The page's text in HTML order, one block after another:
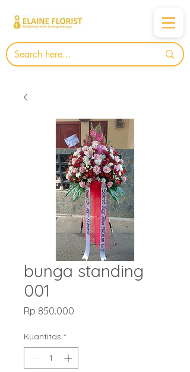
bunga standing
001
Rp 850.000
Kuantitas *